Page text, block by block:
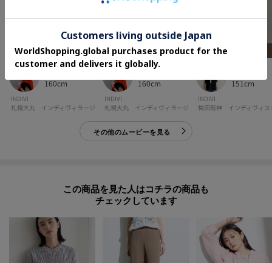
shiho
160cm
INDIVI
札幌大丸 インディヴィラージ
shiho
160cm
INDIVI
札幌大丸 インディヴィラージ
151cm
INDIVI
その他のムービーを見る
この商品を見た人はコチラの商品も
チェックしています